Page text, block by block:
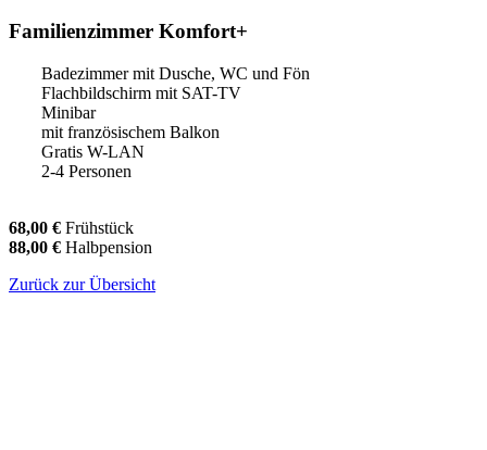
Familienzimmer Komfort+
Badezimmer mit Dusche, WC und Fön
Flachbildschirm mit SAT-TV
Minibar
mit französischem Balkon
Gratis W-LAN
2-4 Personen
68,00 € Frühstück
88,00 € Halbpension
Zurück zur Übersicht